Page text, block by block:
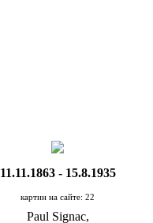
11.11.1863 - 15.8.1935
картин на сайте: 22
Paul Signac,